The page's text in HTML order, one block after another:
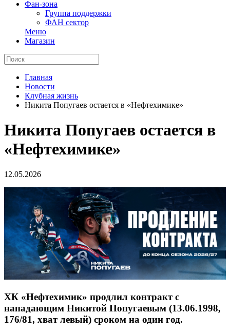
Фан-зона
Группа поддержки
ФАН сектор
Меню
Магазин
Главная
Новости
Клубная жизнь
Никита Попугаев остается в «Нефтехимике»
Никита Попугаев остается в
«Нефтехимике»
12.05.2026
ХК «Нефтехимик» продлил контракт с
нападающим Никитой Попугаевым (13.06.1998,
176/81, хват левый) сроком на один год.